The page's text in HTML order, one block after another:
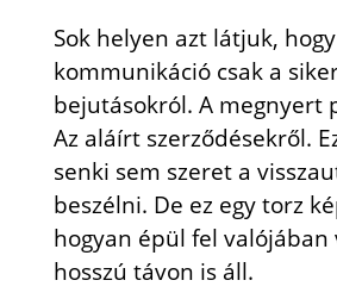
Sok helyen azt látjuk,
kommunikáció csak a
bejutásokról. A megnyert
Az aláírt szerződésekről.
senki sem szeret a
beszélni. De ez egy torz
hogyan épül fel valójában
hosszú távon is áll.